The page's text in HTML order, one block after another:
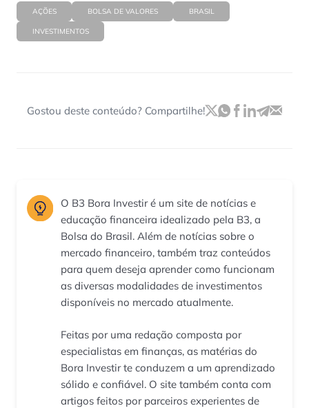
AÇÕES BOLSA DE VALORES BRASIL
INVESTIMENTOS
Gostou deste conteúdo? Compartilhe!
O B3 Bora Investir é um site de notícias e
educação financeira idealizado pela B3, a
Bolsa do Brasil. Além de notícias sobre o
mercado financeiro, também traz conteúdos
para quem deseja aprender como funcionam
as diversas modalidades de investimentos
disponíveis no mercado atualmente.
Feitas por uma redação composta por
especialistas em finanças, as matérias do
Bora Investir te conduzem a um aprendizado
sólido e confiável. O site também conta com
artigos feitos por parceiros experientes de